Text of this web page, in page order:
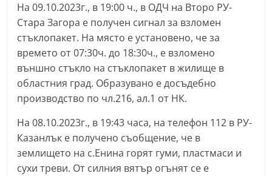
т
а
р
а
З
а
г
о
р
а
На 09.10.2023г., в 19:00 ч., в ОДЧ на Второ РУ-
Стара Загора е получен сигнал за взломен
стъклопакет. На място е установено, че за
времето от 07:30ч. до 18:30ч., е взломено
външно стъкло на стъклопакет в жилище в
областния град. Образувано е досъдебно
производство по чл.216, ал.1 от НК.
На 08.10.2023г., в 19:43 часа, на телефон 112 в РУ-
Казанлък е получено съобщение, че в
землището на с.Енина горят гуми, пластмаси и
сухи треви. От силния вятър огънят се е